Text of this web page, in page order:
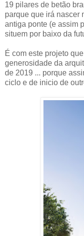
19 pilares de betão
parque que irá nascer
antiga ponte (e assim
situem por baixo da
É com este projeto
generosidade da
de 2019 ... porque
ciclo e de inicio de